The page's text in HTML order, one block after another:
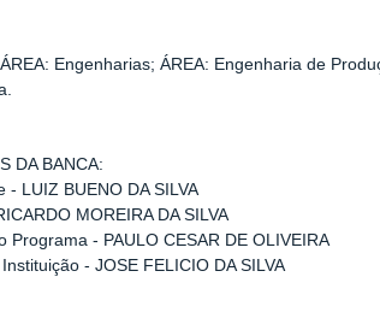
Engenharias;ÁREA: Engenharia de
DA BANCA:
- LUIZ BUENO DA SILVA
MOREIRA DA SILVA
Programa - PAULO CESAR DE OLIVEIRA
- JOSE FELICIO DA SILVA